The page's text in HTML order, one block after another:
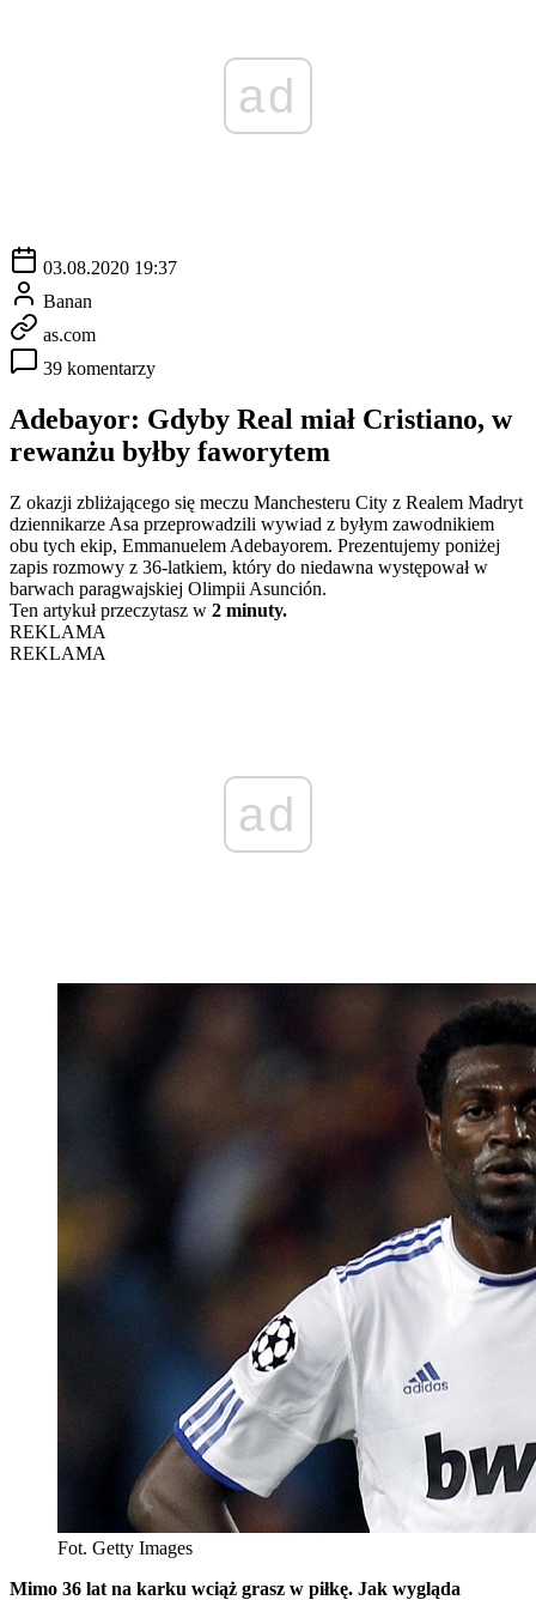
ad
03.08.2020 19:37
Banan
as.com
39 komentarzy
Adebayor: Gdyby Real miał Cristiano, w
rewanżu byłby faworytem
Z okazji zbliżającego się meczu Manchesteru City z Realem Madryt
dziennikarze Asa przeprowadzili wywiad z byłym zawodnikiem
obu tych ekip, Emmanuelem Adebayorem. Prezentujemy poniżej
zapis rozmowy z 36-latkiem, który do niedawna występował w
barwach paragwajskiej Olimpii Asunción.
Ten artykuł przeczytasz w 2 minuty.
REKLAMA
REKLAMA
ad
Fot. Getty Images
Mimo 36 lat na karku wciąż grasz w piłkę. Jak wygląda